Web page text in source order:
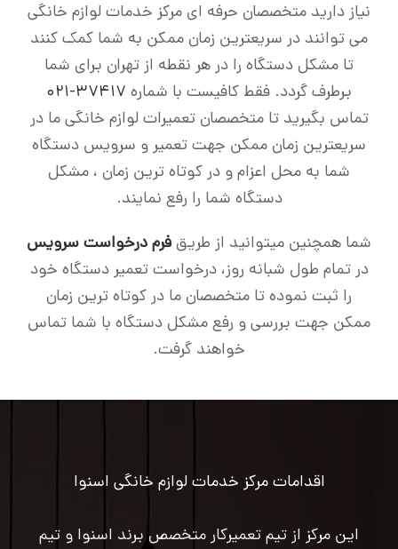
نیاز دارید متخصصان حرفه ای مرکز خدمات لوازم خانگی
می توانند در سریعترین زمان ممکن به شما کمک کنند
تا مشکل دستگاه را در هر نقطه از تهران برای شما
برطرف گردد. فقط کافیست با شماره ۳۷۴۱۷-۰۲۱
تماس بگیرید تا متخصصان تعمیرات لوازم خانگی ما در
سریعترین زمان ممکن جهت تعمیر و سرویس دستگاه
شما به محل اعزام و در کوتاه ترین زمان ، مشکل
دستگاه شما را رفع نمایند.
شما همچنین میتوانید از طریق فرم درخواست سرویس
در تمام طول شبانه روز، درخواست تعمیر دستگاه خود
را ثبت نموده تا متخصصان ما در کوتاه ترین زمان
ممکن جهت بررسی و رفع مشکل دستگاه با شما تماس
خواهند گرفت.
اقدامات مرکز خدمات لوازم خانگی اسنوا
این مرکز از تیم تعمیرکار متخصص برند اسنوا و تیم